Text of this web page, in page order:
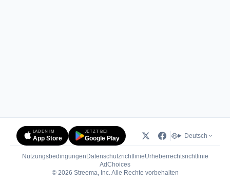
LADEN IM
App Store
JETZT BEI
Google Play Deutsch
Nutzungsbedingungen DatenschutzrichtlinieUrheberrechtsrichtlinie
AdChoices(öffnet in neuem Tab)
© 2026 Streema, Inc. Alle Rechte vorbehalten